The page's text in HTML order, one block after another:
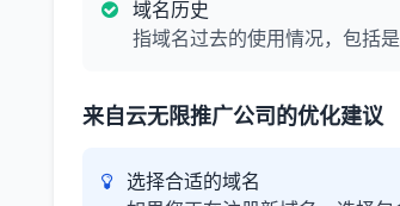
域名历史
指域名过去的使用情况，包括
来自云无限推广公司的优化建议
选择合适的域名